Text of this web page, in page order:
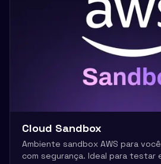
Cloud Sandbox
Ambiente sandbox AWS para
com segurança. Ideal para testar